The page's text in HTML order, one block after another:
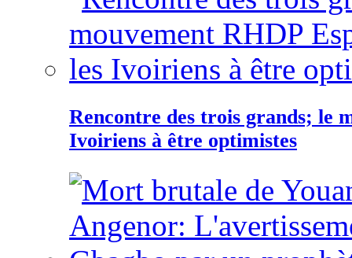
Rencontre des trois grands; le
Ivoiriens à être optimistes